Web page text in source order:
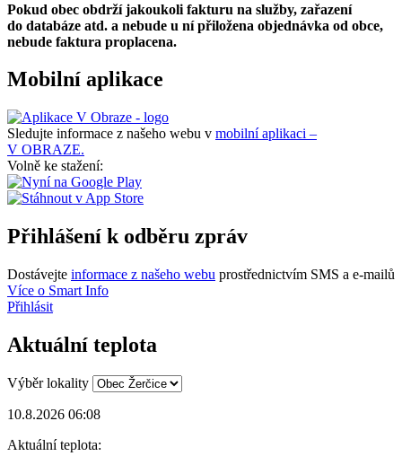
Pokud obec obdrží jakoukoli fakturu na služby, zařazení
do databáze atd. a nebude u ní přiložena objednávka od obce,
nebude faktura proplacena.
Mobilní aplikace
Sledujte informace z našeho webu v mobilní aplikaci –
V OBRAZE.
Volně ke stažení:
Přihlášení k odběru zpráv
Dostávejte informace z našeho webu prostřednictvím SMS a e-mailů
Více o Smart Info
Přihlásit
Aktuální teplota
Výběr lokality
10.8.2026 06:08
Aktuální teplota: